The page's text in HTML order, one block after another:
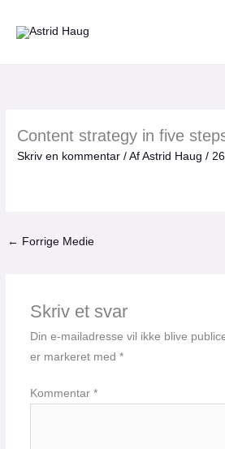
Content strategy in five
Skriv en kommentar / AfAstrid Haug/
← Forrige Medie
Skriv et svar
Din e-mailadresse vil ikke blive
er markeret med *
Kommentar *